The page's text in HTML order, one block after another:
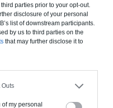
parties prior to your opt-out.
disclosure of your personal
list of downstream participants.
by us to third parties on the
that may further disclose it to
Outs
of my personal
TYPE D’EXTENSION